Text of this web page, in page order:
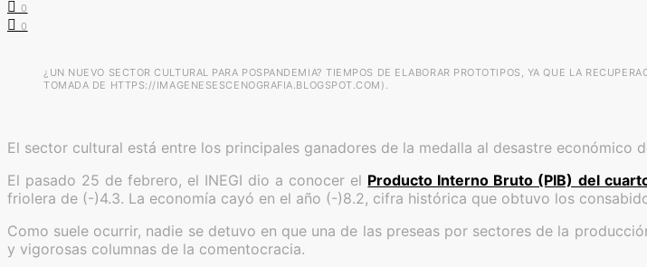
0
0
¿UN NUEVO SECTOR CULTURAL PARA POSPANDEMIA? TIEMPOS DE ELABORAR PROTOTIPOS, YA QUE LA
TOMADA DE HTTPS://IMAGENESESCENOGRAFIA.BLOGSPOT.COM).
El sector cultural está entre los principales ganadores de la medalla al desastre económico
El pasado 25 de febrero, el INEGI dio a conocer el Producto Interno Bruto (PIB) del
friolera de (-)4.3. La economía cayó en el año (-)8.2, cifra histórica que obtuvo los
Como suele ocurrir, nadie se detuvo en que una de las preseas por sectores de la
y vigorosas columnas de la comentocracia.